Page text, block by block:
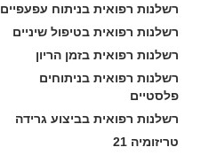
רשלנות רפואית בניתוח עפעפיים
רשלנות רפואית בטיפול שיניים
רשלנות רפואית בזמן הריון
רשלנות רפואית בניתוחים
פלסטיים
רשלנות רפואית בביצוע גרידה
טריזומיה 21